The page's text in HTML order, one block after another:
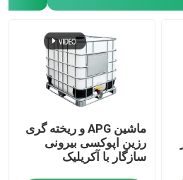
ماشین APG و ریخته گری
رزین اپوکسی بیرونی
سازگار با آکریلیک